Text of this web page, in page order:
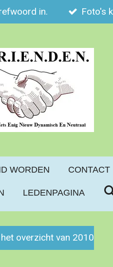
in. Foto's
WORDEN CONTACT
LEDENPAGINA
overzicht van 2010